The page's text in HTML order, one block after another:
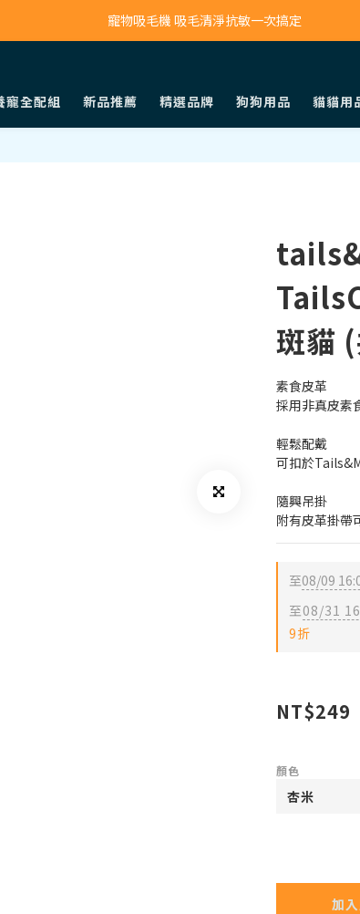
寵物吸毛機 吸毛清淨抗敏一次搞定
寵物吸毛機 吸毛清淨抗敏一次搞定
寵物吸毛機 吸毛清淨抗敏一次搞定
寵全配組
新品推薦 精選品牌 狗狗用品 貓貓用
斑貓
素食皮革
採用非真皮素
輕鬆配戴
可扣於
隨興吊掛
附有皮革掛帶
至08/09
至08/31
9折
NT$249
顏色
加